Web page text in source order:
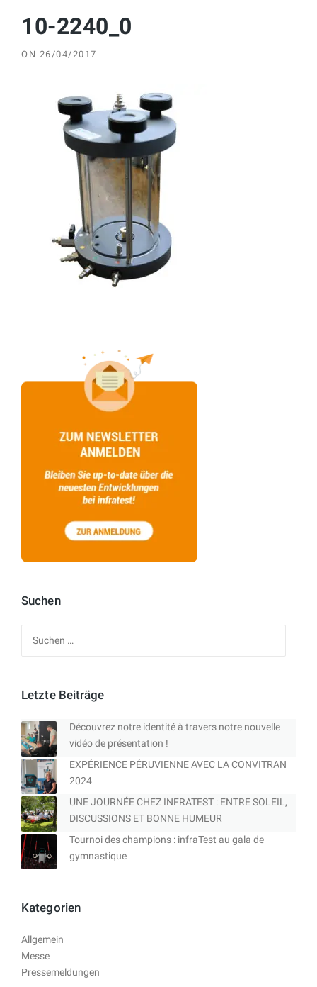
10-2240_0
ON 26/04/2017
Suchen
Letzte Beiträge
Découvrez notre identité à travers notre nouvelle
vidéo de présentation !
EXPÉRIENCE PÉRUVIENNE AVEC LA CONVITRAN
2024
UNE JOURNÉE CHEZ INFRATEST : ENTRE SOLEIL,
DISCUSSIONS ET BONNE HUMEUR
Tournoi des champions : infraTest au gala de
gymnastique
Kategorien
Allgemein
Messe
Pressemeldungen